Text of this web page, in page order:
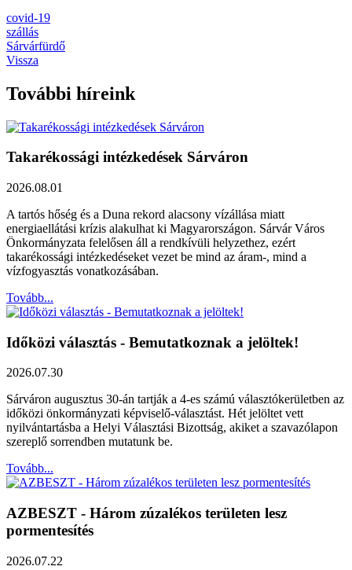
covid-19
szállás
Sárvárfürdő
Vissza
További híreink
Takarékossági intézkedések Sárváron
2026.08.01
A tartós hőség és a Duna rekord alacsony vízállása miatt
energiaellátási krízis alakulhat ki Magyarországon. Sárvár Város
Önkormányzata felelősen áll a rendkívüli helyzethez, ezért
takarékossági intézkedéseket vezet be mind az áram-, mind a
vízfogyasztás vonatkozásában.
Tovább...
Időközi választás - Bemutatkoznak a jelöltek!
2026.07.30
Sárváron augusztus 30-án tartják a 4-es számú választókerületben az
időközi önkormányzati képviselő-választást. Hét jelöltet vett
nyilvántartásba a Helyi Választási Bizottság, akiket a szavazólapon
szereplő sorrendben mutatunk be.
Tovább...
AZBESZT - Három zúzalékos területen lesz
pormentesítés
2026.07.22